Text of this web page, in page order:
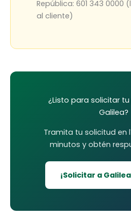
República: 601 343 0000
al cliente)
¿Listo para solicitar
Galilea?
Tramita tu solicitud en
minutos y obtén
¡Solicitar a